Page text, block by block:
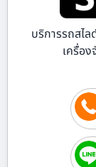
บริการรถสไ
เครื่อ